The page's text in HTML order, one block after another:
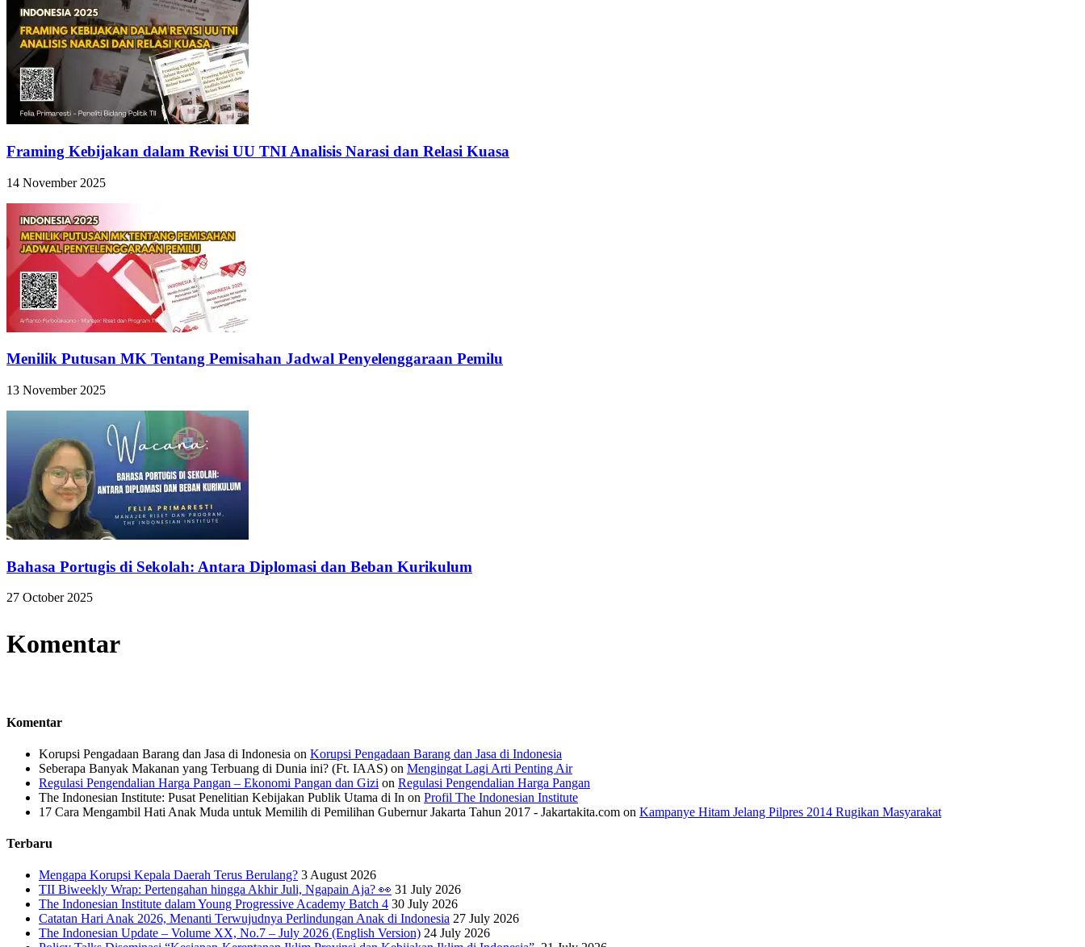
Framing Kebijakan dalam Revisi UU TNI Analisis Narasi dan Relasi Kuasa
14 November 2025
Menilik Putusan MK Tentang Pemisahan Jadwal Penyelenggaraan Pemilu
13 November 2025
Bahasa Portugis di Sekolah: Antara Diplomasi dan Beban Kurikulum
27 October 2025
Komentar
Komentar
Korupsi Pengadaan Barang dan Jasa di Indonesia on Korupsi Pengadaan Barang dan Jasa di Indonesia
Seberapa Banyak Makanan yang Terbuang di Dunia ini? (Ft. IAAS) on Mengingat Lagi Arti Penting Air
Regulasi Pengendalian Harga Pangan – Ekonomi Pangan dan Gizi on Regulasi Pengendalian Harga Pangan
The Indonesian Institute: Pusat Penelitian Kebijakan Publik Utama di In on Profil The Indonesian Institute
17 Cara Mengambil Hati Anak Muda untuk Memilih di Pemilihan Gubernur Jakarta Tahun 2017 - Jakartakita.com on Kampanye Hitam Jelang Pilpres 2014 Rugikan Masyarakat
Terbaru
Mengapa Korupsi Kepala Daerah Terus Berulang? 3 August 2026
TII Biweekly Wrap: Pertengahan hingga Akhir Juli, Ngapain Aja? 👀 31 July 2026
The Indonesian Institute dalam Young Progressive Academy Batch 4 30 July 2026
Catatan Hari Anak 2026, Menanti Terwujudnya Perlindungan Anak di Indonesia 27 July 2026
The Indonesian Update – Volume XX, No.7 – July 2026 (English Version) 24 July 2026